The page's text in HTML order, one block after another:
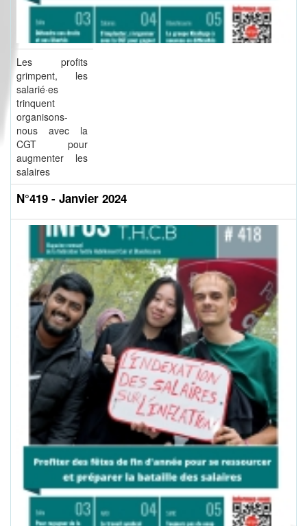
Les profits
grimpent, les
salarié·es
trinquent
organisons-
nous avec la
CGT pour
augmenter les
salaires
N°419 - Janvier 2024